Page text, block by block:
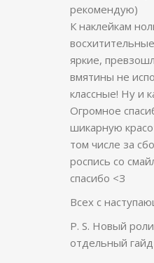
рекомендую)
К наклейкам
яркие,
вмятины не
классные! Ну и
Огромное
шикарную
том числе за
роспись со
спасибо <З
Всех с
P. S. Новый
отдельный гайд